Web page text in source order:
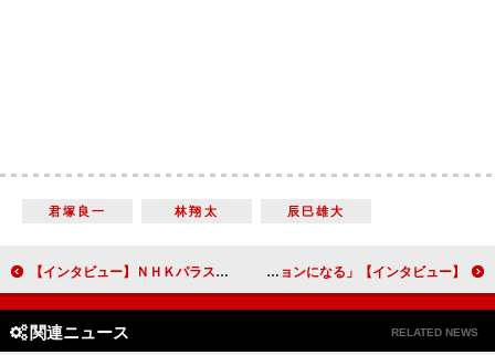
君塚良一 林翔太 辰巳雄大
【インタビュー】ＮＨＫパラスポーツ×特撮ドラマ「超速パラヒーロー ガンディーン」奥野壮「撮影前の１カ月間は、車いすで生活をしました」 【インタビュー】舞台「物語なき、この世界。」岡田将生、憧れの人・峯田和伸との共演に「これまでとは違うセッションになる」
関連ニュース RELATED NEWS